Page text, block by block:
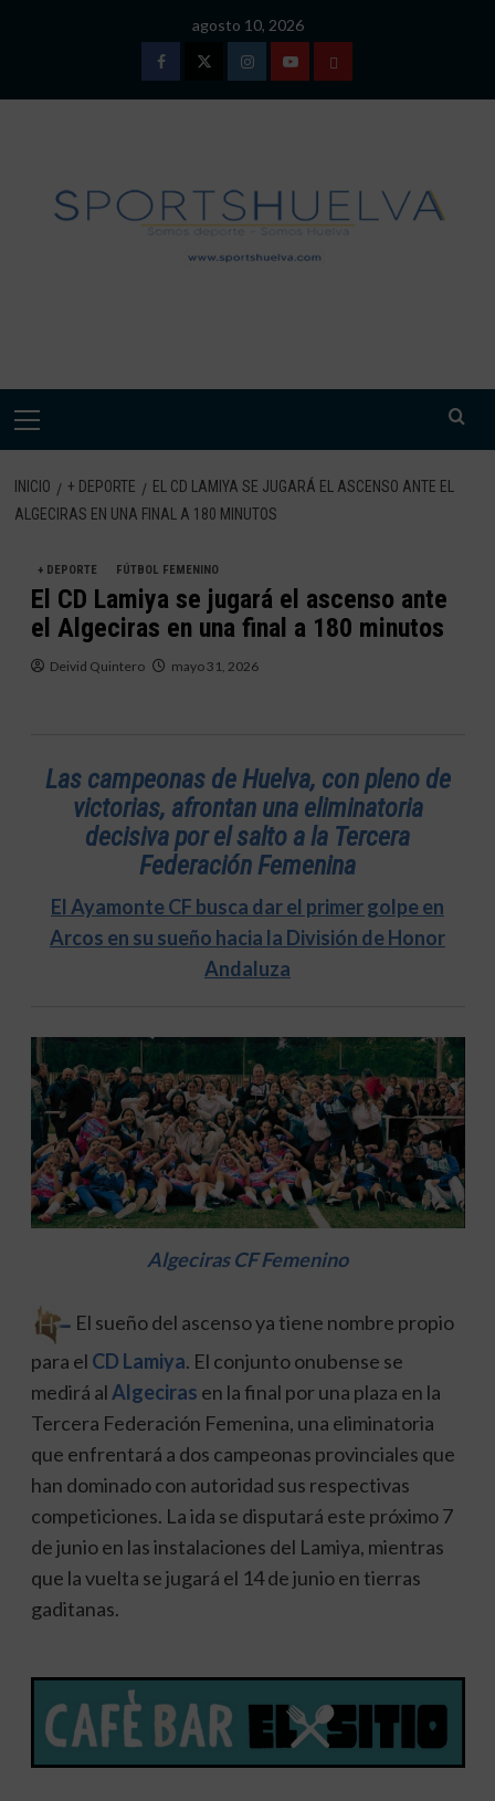
agosto 10, 2026
FacebookTwitterInstagramYoutubeTÉRMINOS
DE
USO
Menú
INICIO + DEPORTE
EL CD LAMIYA SE JUGARÁ EL ASCENSO ANTE EL
ALGECIRAS EN UNA FINAL A 180 MINUTOS
+ DEPORTE FÚTBOL FEMENINO
El CD Lamiya se jugará el ascenso ante
el Algeciras en una final a 180 minutos
Deivid Quintero mayo 31, 2026
Las campeonas de Huelva, con pleno de
victorias, afrontan una eliminatoria
decisiva por el salto a la Tercera
Federación Femenina
El Ayamonte CF busca dar el primer golpe en
Arcos en su sueño hacia la División de Honor
Andaluza
Algeciras CF Femenino
El sueño del ascenso ya tiene nombre propio
para el CD Lamiya. El conjunto onubense se
medirá alAlgeciras en la final por una plaza en la
Tercera Federación Femenina, una eliminatoria
que enfrentará a dos campeonas provinciales que
han dominado con autoridad sus respectivas
competiciones. La ida se disputará este próximo 7
de junio en las instalaciones del Lamiya, mientras
que la vuelta se jugará el 14 de junio en tierras
gaditanas.